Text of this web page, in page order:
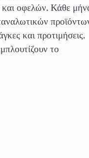
και οφελών. Κάθε
και προτιμήσεις.
το